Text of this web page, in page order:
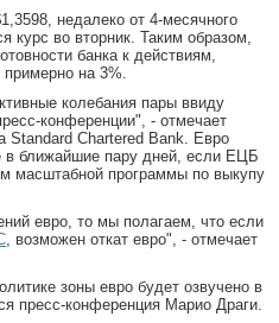
недалеко от 4-месячного
курс во вторник. Таким образом,
банка к действиям,
на 3%.
колебания пары ввиду
конференции", - отмечает
Standard Chartered Bank. Евро
в ближайшие пару дней, если ЕЦБ
масштабной программы по выкупу
евро, то мы полагаем, что если
, возможен откат евро", - отмечает
зоны евро будет озвучено в
пресс-конференция Марио Драги.